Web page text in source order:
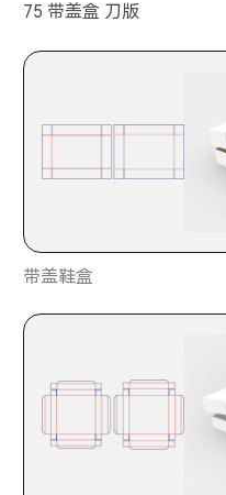
75 带盖盒 刀版
带盖鞋盒